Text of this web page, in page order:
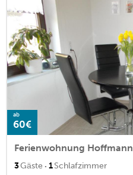
ab
60€
Ferienwohnung Hoffmann
3Gäste · 1Schlafzimmer